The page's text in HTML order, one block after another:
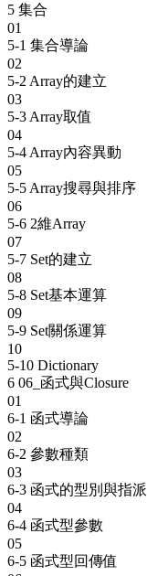
5 集合
01
5-1 集合導論
02
5-2 Array的建立
03
5-3 Array取值
04
5-4 Array內容異動
05
5-5 Array搜尋與排序
06
5-6 2維Array
07
5-7 Set的建立
08
5-8 Set基本運算
09
5-9 Set關係運算
10
5-10 Dictionary
6 06_函式與Closure
01
6-1 函式導論
02
6-2 參數種類
03
6-3 函式的型別與指派
04
6-4 函式型參數
05
6-5 函式型回傳值